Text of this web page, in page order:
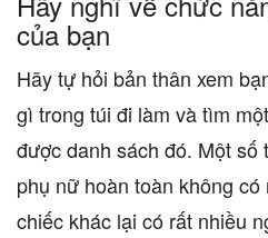
của bạn
Hãy tự hỏi bản thân xem
gì trong túi đi làm và tìm
được danh sách đó. Một số
phụ nữ hoàn toàn không
chiếc khác lại có rất nhiều